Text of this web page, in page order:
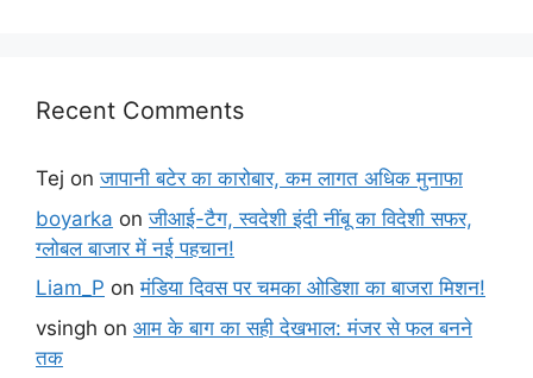
Recent Comments
Tej onजापानी बटेर का कारोबार, कम लागत अधिक मुनाफा
boyarka onजीआई-टैग, स्वदेशी इंदी नींबू का विदेशी सफर,
ग्लोबल बाजार में नई पहचान!
Liam_P onमंडिया दिवस पर चमका ओडिशा का बाजरा मिशन!
vsingh on आम के बाग का सही देखभाल: मंजर से फल बनने
तक